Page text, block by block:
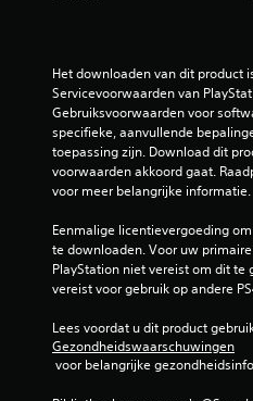
Het downloaden van dit product
Servicevoorwaarden van
Gebruiksvoorwaarden voor
specifieke, aanvullende
toepassing zijn. Download dit
voorwaarden akkoord gaat.
voor meer belangrijke informatie.
Eenmalige licentievergoeding
te downloaden. Voor uw
PlayStation niet vereist om dit te
vereist voor gebruik op andere
Lees voordat u dit product
Gezondheidswaarschuwingen
voor belangrijke